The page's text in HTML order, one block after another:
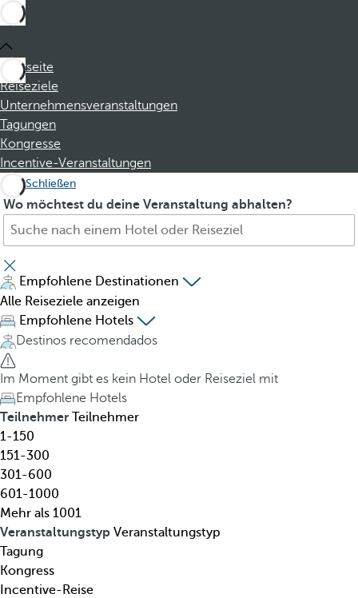
Startseite
Reiseziele
Unternehmensveranstaltungen
Tagungen
Kongresse
Incentive-Veranstaltungen
Schließen
Wo möchtest du deine Veranstaltung abhalten?
S
c
h
e
H
o
t
e
l
,
R
e
i
s
e
z
i
e
l
,
P
e
s
s
i
n
g
t
h
e
d
o
w
n
a
r
r
o
w
k
Empfohlene Destinationen
Alle Reiseziele anzeigen
Empfohlene Hotels
Destinos recomendados
Im Moment gibt es kein Hotel oder Reiseziel mit
Empfohlene Hotels
Teilnehmer Teilnehmer
1-150
151-300
301-600
601-1000
Mehr als 1001
Veranstaltungstyp Veranstaltungstyp
Tagung
Kongress
Incentive-Reise